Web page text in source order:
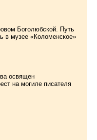
Боголюбской. Путь
в музее «Коломенское»
освящен
на могиле писателя